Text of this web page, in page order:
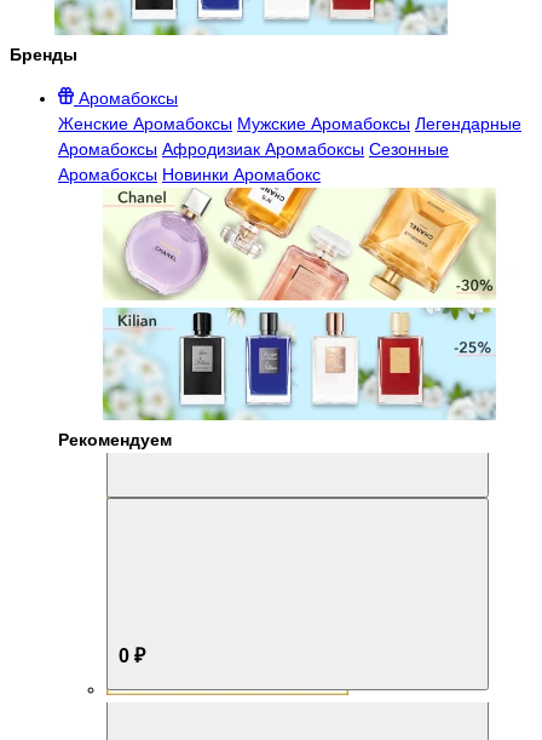
Бренды
Аромабоксы
Женские Аромабоксы Мужские Аромабоксы Легендарные
Аромабоксы Афродизиак Аромабоксы Сезонные
Аромабоксы Новинки Аромабокс
Рекомендуем
0 ₽